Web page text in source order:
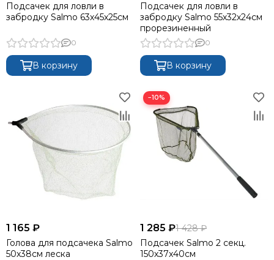
Подсачек для ловли в
забродку Salmo 63х45х25см
0
В корзину
Подсачек для ловли в
забродку Salmo 55х32х24см
прорезиненный
0
В корзину
1 165 ₽
Голова для подсачека Salmo
50x38см леска
−10%
1 285 ₽1 428 ₽
Подсачек Salmo 2 секц.
150х37x40см